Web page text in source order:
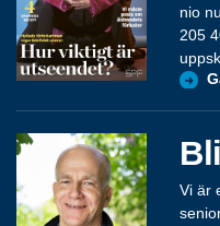
nio
205
Vi är